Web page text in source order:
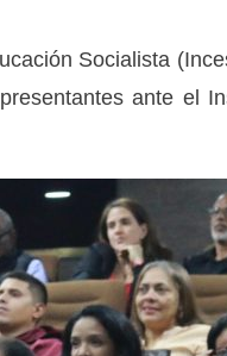
Socialista
ante el